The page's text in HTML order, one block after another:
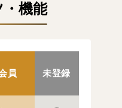
機能
員 未登録